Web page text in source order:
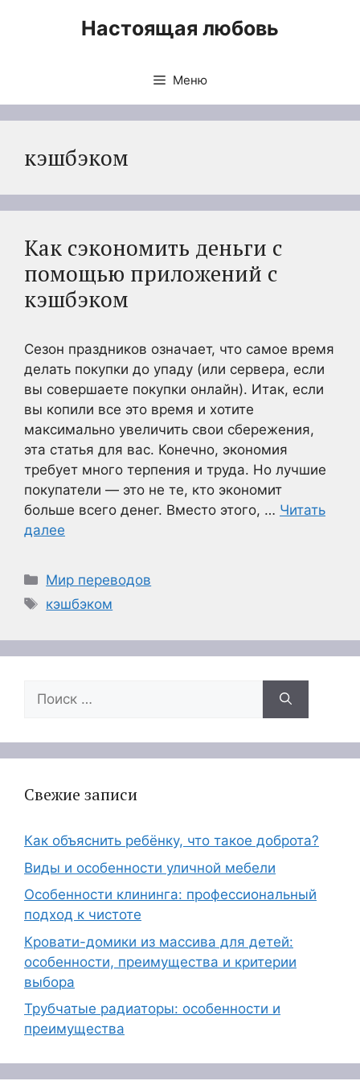
Настоящая любовь
Меню
кэшбэком
Как сэкономить деньги с
помощью приложений с
кэшбэком
Сезон праздников означает, что самое время
делать покупки до упаду (или сервера, если
вы совершаете покупки онлайн). Итак, если
вы копили все это время и хотите
максимально увеличить свои сбережения,
эта статья для вас. Конечно, экономия
требует много терпения и труда. Но лучшие
покупатели — это не те, кто экономит
больше всего денег. Вместо этого, … Читать
далее
Рубрики
Мир переводов
Метки
кэшбэком
Поиск:
Свежие записи
Как объяснить ребёнку, что такое доброта?
Виды и особенности уличной мебели
Особенности клининга: профессиональный
подход к чистоте
Кровати-домики из массива для детей:
особенности, преимущества и критерии
выбора
Трубчатые радиаторы: особенности и
преимущества